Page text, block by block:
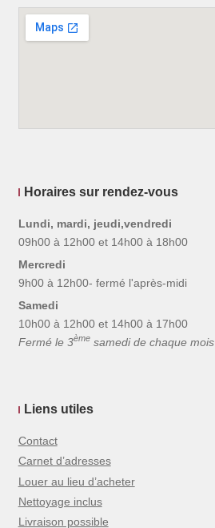
Horaires sur rendez-vous
Lundi, mardi, jeudi,vendredi
09h00 à 12h00 et 14h00 à 18h00
Mercredi
9h00 à 12h00- fermé l'après-midi
Samedi
10h00 à 12h00 et 14h00 à 17h00
Fermé le 3èmesamedi de chaque mois
Liens utiles
Contact
Carnet d’adresses
Louer au lieu d’acheter
Nettoyage inclus
Livraison possible